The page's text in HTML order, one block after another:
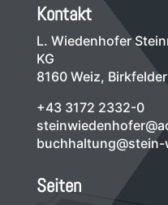
Kontakt
L. Wiedenhofer
KG
8160 Weiz,
+43 3172 2332-0
Seiten